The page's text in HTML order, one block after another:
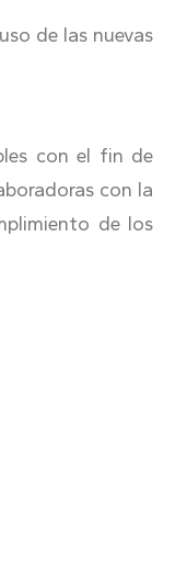
de las nuevas
con el fin de
con la
de los